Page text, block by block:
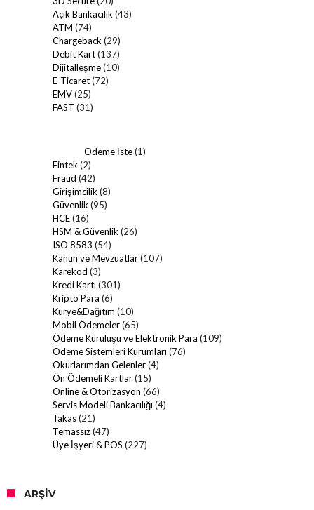
Açık Bankacılık (43)
ATM (74)
Chargeback (29)
Debit Kart(137)
Dijitalleşme(10)
E-Ticaret(72)
EMV(25)
FAST (31)
Ödeme İste(1)
Fintek (2)
Fraud (42)
Girişimcilik (8)
Güvenlik (95)
HCE(16)
HSM & Güvenlik (26)
ISO 8583 (54)
Kanun ve Mevzuatlar(107)
Karekod (3)
Kredi Kartı (301)
Kripto Para (6)
Kurye&Dağıtım (10)
Mobil Ödemeler(65)
Ödeme Kuruluşu ve Elektronik Para (109)
Ödeme Sistemleri Kurumları (76)
Okurlarımdan Gelenler(4)
Ön Ödemeli Kartlar(15)
Online & Otorizasyon (66)
Servis Modeli Bankacılığı (4)
Takas(21)
Temassız(47)
Üye İşyeri & POS (227)
ARŞIV